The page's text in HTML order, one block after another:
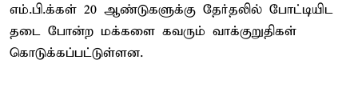
எம்.பி.க்கள் 20 ஆண்டுகளுக்கு தேர்தலில் போட்டியிட
தடை போன்ற மக்களை கவரும் வாக்குறுதிகள்
கொடுக்கப்பட்டுள்ளன.